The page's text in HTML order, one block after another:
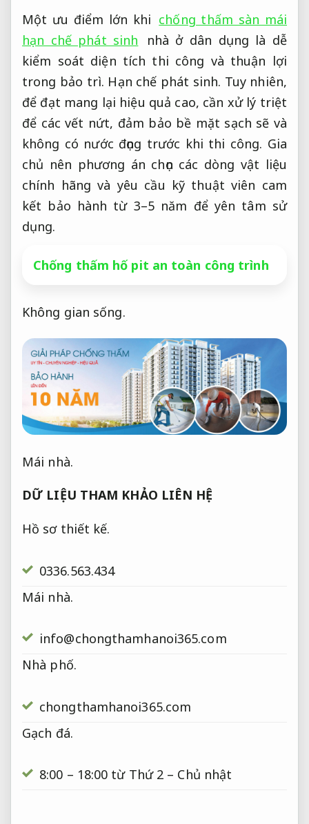
Một ưu điểm lớn khi chống thấm sàn mái
hạn chế phát sinh
nhà ở dân dụng là dễ
kiểm soát diện tích thi công và thuận lợi
trong bảo trì. Hạn chế phát sinh. Tuy nhiên,
để đạt mang lại hiệu quả cao, cần xử lý triệt
để các vết nứt, đảm bảo bề mặt sạch sẽ và
không có nước đọng trước khi thi công. Gia
chủ nên phương án chọn các dòng vật liệu
chính hãng và yêu cầu kỹ thuật viên cam
kết bảo hành từ 3–5 năm để yên tâm sử
dụng.
Chống thấm hố pit an toàn công trình
Không gian sống.
Mái nhà.
DỮ LIỆU THAM KHẢO LIÊN HỆ
Hồ sơ thiết kế.
0336.563.434
Mái nhà.
info@chongthamhanoi365.com
Nhà phố.
chongthamhanoi365.com
Gạch đá.
8:00 – 18:00 từ Thứ 2 – Chủ nhật